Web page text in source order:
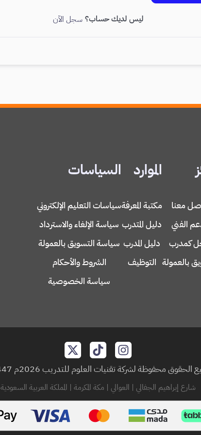
ليس لديك حساب؟ سجل الآن
معنا
الفني
كمدرب
بالعمولة
الموارد
مكتبة المعرفة
دليل المتدرب
دليل المدرب
التوظيف
السياسات
سياسات التعليم الإلكتروني
سياسة الإلغاء والاسترداد
سياسة التسويق بالعمولة
الشروط والأحكام
سياسة الخصوصية
الحقوق محفوظة لشركة تقنيات العلوم للتدريب 2026م 1447هـ
شارع إبراهيم الجفالي | العوالي | مكة المكرمة | المملكة العربية السعودية